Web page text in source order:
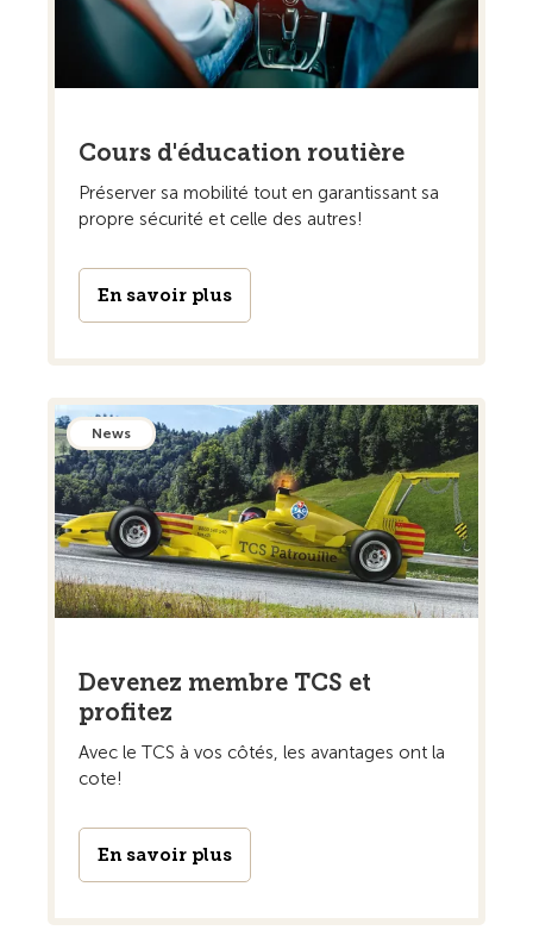
Cours d'éducation routière
Préserver sa mobilité tout en garantissant sa
propre sécurité et celle des autres!
En savoir plus
News
Devenez membre TCS et
profitez
Avec le TCS à vos côtés, les avantages ont la
cote!
En savoir plus